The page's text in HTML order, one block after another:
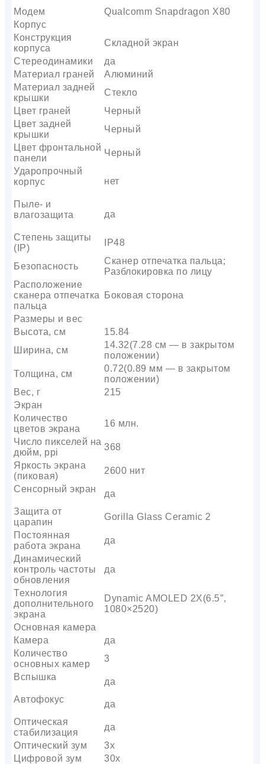
Модем
Qualcomm Snapdragon X80
Корпус
Конструкция
корпуса
Складной экран
Стереодинамики
да
Материал граней
Алюминий
Материал задней
крышки
Стекло
Цвет граней
Черный
Цвет задней
крышки
Черный
Цвет фронтальной
панели
Черный
Ударопрочный
корпус
нет
Пыле- и
влагозащита
да
Степень защиты
(IP)
IP48
Безопасность
Сканер отпечатка пальца;
Разблокировка по лицу
Расположение
сканера отпечатка
пальца
Боковая сторона
Размеры и вес
Высота, см
15.84
Ширина, см
14.32(7.28 см — в закрытом
положении)
Толщина, см
0.72(0.89 мм — в закрытом
положении)
Вес, г
215
Экран
Количество
цветов экрана
16 млн.
Число пикселей на
дюйм, ppi
368
Яркость экрана
(пиковая)
2600 нит
Сенсорный экран
да
Защита от
царапин
Gorilla Glass Ceramic 2
Постоянная
работа экрана
да
Динамический
контроль частоты
обновления
да
Технология
дополнительного
экрана
Dynamic AMOLED 2X(6.5″,
1080×2520)
Основная камера
Камера
да
Количество
основных камер
3
Вспышка
да
Автофокус
да
Оптическая
стабилизация
да
Оптический зум
3х
Цифровой зум
30x